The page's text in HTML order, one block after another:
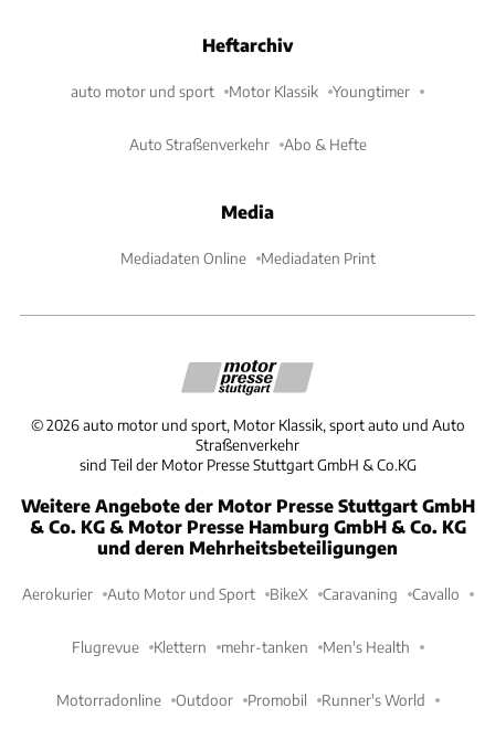
Heftarchiv
auto motor und sport Motor Klassik Youngtimer
Auto Straßenverkehr Abo & Hefte
Media
Mediadaten Online Mediadaten Print
©2026 auto motor und sport, Motor Klassik, sport auto und Auto
Straßenverkehr
sind Teil der Motor Presse Stuttgart GmbH & Co.KG
Weitere Angebote der Motor Presse Stuttgart GmbH
& Co. KG & Motor Presse Hamburg GmbH & Co. KG
und deren Mehrheitsbeteiligungen
Aerokurier Auto Motor und Sport BikeX Caravaning Cavallo
Flugrevue Klettern mehr-tanken Men's Health
Motorradonline Outdoor Promobil Runner's World